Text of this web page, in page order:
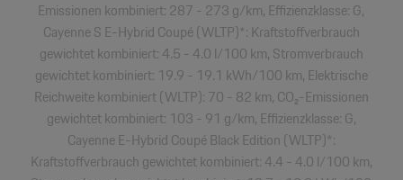
Emissionen kombiniert: 287 - 273 g/km, Effizienzklasse: G,
Cayenne S E-Hybrid Coupé (WLTP)*: Kraftstoffverbrauch
gewichtet kombiniert: 4.5 - 4.0 l/100 km, Stromverbrauch
gewichtet kombiniert: 19.9 - 19.1 kWh/100 km, Elektrische
Reichweite kombiniert (WLTP): 70 - 82 km, CO₂-Emissionen
gewichtet kombiniert: 103 - 91 g/km, Effizienzklasse: G,
Cayenne E-Hybrid Coupé Black Edition (WLTP)*:
Kraftstoffverbrauch gewichtet kombiniert: 4.4 - 4.0 l/100 km,